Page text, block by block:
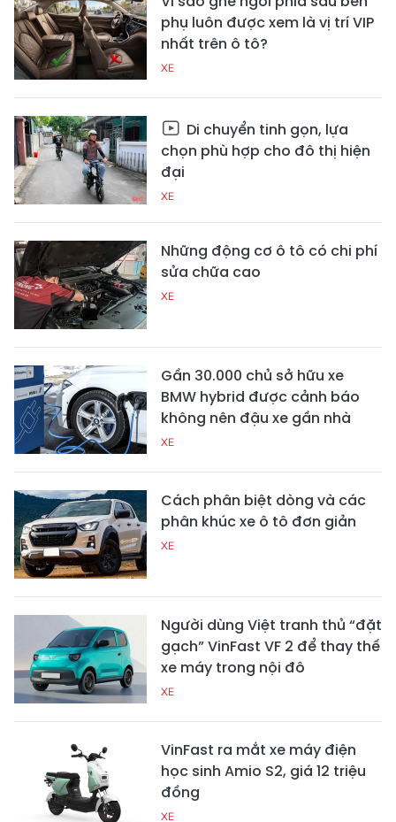
phụ luôn được xem là vị trí VIP
nhất trên ô tô?
XE
Di chuyển tinh gọn, lựa
chọn phù hợp cho đô thị hiện
đại
XE
Những động cơ ô tô có chi phí
sửa chữa cao
XE
Gần 30.000 chủ sở hữu xe
BMW hybrid được cảnh báo
không nên đậu xe gần nhà
XE
Cách phân biệt dòng và các
phân khúc xe ô tô đơn giản
XE
Người dùng Việt tranh thủ “đặt
gạch” VinFast VF 2 để thay thế
xe máy trong nội đô
XE
VinFast ra mắt xe máy điện
học sinh Amio S2, giá 12 triệu
đồng
XE